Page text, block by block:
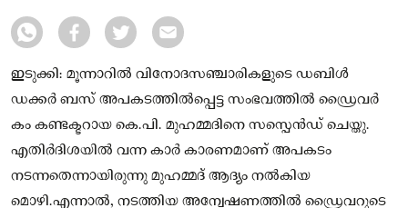
ഇടുക്കി: മൂന്നാറിൽ വിനോദസഞ്ചാരികളുടെ ഡബിൾ
ഡക്കർ ബസ് അപകടത്തിൽപ്പെട്ട സംഭവത്തിൽ ഡ്രൈവർ
കം കണ്ടക്ടറായ കെ.പി. മുഹമ്മദിനെ സസ്പെൻഡ് ചെയ്തു.
എതിർദിശയിൽ വന്ന കാർ കാരണമാണ് അപകടം
നടന്നതെന്നായിരുന്നു മുഹമ്മദ് ആദ്യം നൽകിയ
മൊഴി.എന്നാൽ, നടത്തിയ അന്വേഷണത്തിൽ ഡ്രൈവറുടെ